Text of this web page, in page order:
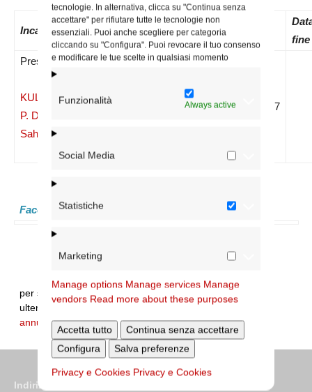
tecnologie. In alternativa, clicca su "Continua senza
accettare" per rifiutare tutte le tecnologie non
essenziali. Puoi anche scegliere per categoria
cliccando su "Configura". Puoi revocare il tuo consenso
e modificare le tue scelte in qualsiasi momento
Funzionalità Always active
Social Media
Statistiche
Marketing
Manage options Manage services Manage
vendors Read more about these purposes
Accetta tutto
Continua senza accettare
Configura
Salva preferenze
Privacy e Cookies Privacy e Cookies
Incaricato
Data
nomina
N.
Decreto
fine
Preside –
KULANDAISAMY
P. Denis
Sahayaraj
444/2017 09/06/2017
Facoltà:
per segnalare errori sui dati e/o integrare
ulteriori informazioni:
annuario@diocesidiroma.it
Indirizzo